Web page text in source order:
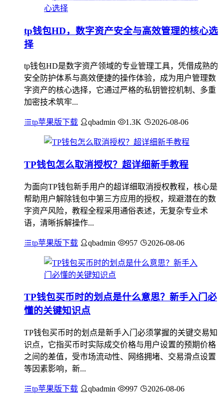
tp钱包HD，数字资产安全与高效管理的核心选
择
tp钱包HD是数字资产领域的专业管理工具，凭借成熟的
安全防护体系与高效便捷的操作体验，成为用户管理数
字资产的核心选择，它通过严格的私钥管控机制、多重
加密技术筑牢...
tp苹果版下载 qbadmin 1.3K 2026-08-06
TP钱包怎么取消授权？超详细新手教程
为面向TP钱包新手用户的超详细取消授权教程，核心是
帮助用户解除钱包中第三方应用的授权，规避潜在的数
字资产风险，教程全程采用通俗表述，无复杂专业术
语，清晰拆解操作...
tp苹果版下载 qbadmin 957 2026-08-06
TP钱包买币时的划点是什么意思？新手入门必
懂的关键知识点
TP钱包买币时的划点是新手入门必须掌握的关键交易知
识点，它指买币时实际成交价格与用户设置的预期价格
之间的差值，受市场流动性、网络拥堵、交易滑点设置
等因素影响，新...
tp苹果版下载 qbadmin 997 2026-08-06